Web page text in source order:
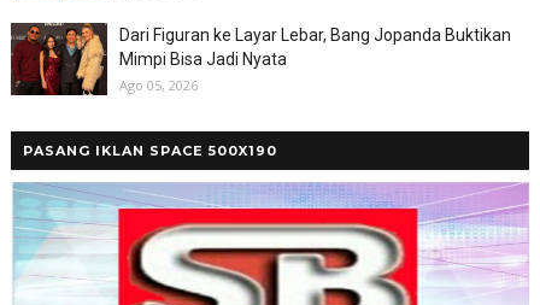
Dari Figuran ke Layar Lebar, Bang Jopanda Buktikan
Mimpi Bisa Jadi Nyata
Ago 05, 2026
PASANG IKLAN SPACE 500X190